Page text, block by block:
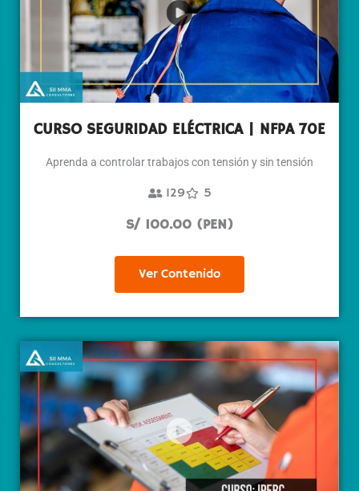
CURSO SEGURIDAD ELÉCTRICA | NFPA 70E
Aprenda a controlar trabajos con tensión y sin tensión
129 5
S/ 100.00 (PEN)
Ver Contenido